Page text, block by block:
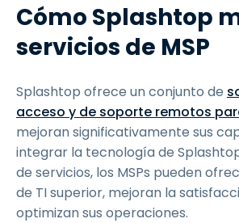
Cómo Splashtop
servicios de MSP
Splashtop ofrece un conjunto de
acceso y de soporte remotos
mejoran significativamente sus
integrar la tecnología de
de servicios, los MSPs pueden
de TI superior, mejoran la
optimizan sus operaciones.